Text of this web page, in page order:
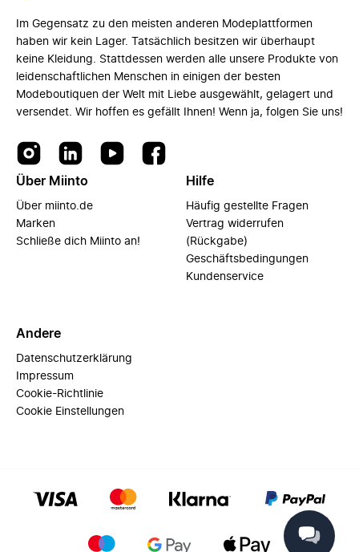
Im Gegensatz zu den meisten anderen Modeplattformen
haben wir kein Lager. Tatsächlich besitzen wir überhaupt
keine Kleidung. Stattdessen werden alle unsere Produkte von
leidenschaftlichen Menschen in einigen der besten
Modeboutiquen der Welt mit Liebe ausgewählt, gelagert und
versendet. Wir hoffen es gefällt Ihnen! Wenn ja, folgen Sie uns!
Über Miinto
Über miinto.de
Marken
Schließe dich Miinto an!
Hilfe
Häufig gestellte Fragen
Vertrag widerrufen
(Rückgabe)
Geschäftsbedingungen
Kundenservice
Andere
Datenschutzerklärung
Impressum
Cookie-Richtlinie
Cookie Einstellungen